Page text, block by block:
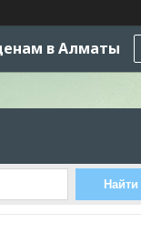
в Алматы
Найти